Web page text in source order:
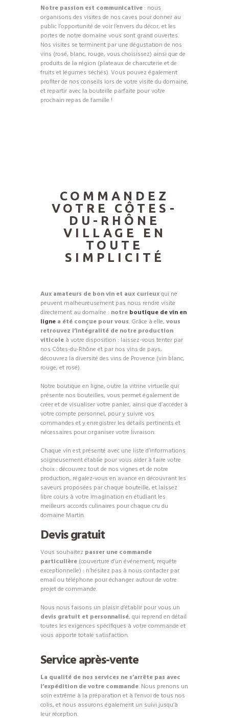
Notre passion est communicative : nous
organisons des visites de nos caves pour donner au
public l’opportunité de voir l’envers du décor, et les
portes de notre domaine vous sont grand ouvertes.
Nos visites se terminent par une dégustation de nos
vins (rosé, blanc, rouge, vous choisissez) ainsi que de
produits de la région (plateaux de charcuterie et de
fruits et légumes séchés). Vous pouvez également
profiter de nos conseils lors de votre visite du domaine,
et repartir avec la bouteille parfaite pour votre
prochain repas de famille !
COMMANDEZ
VOTRE CÔTES-
DU-RHÔNE
VILLAGE EN
TOUTE
SIMPLICITÉ
Aux amateurs de bon vin et aux curieuxqui ne
peuvent malheureusement pas nous rendre visite
directement au domaine : notre boutique de vin en
ligne a été conçue pour vous. Grâce à elle, vous
retrouvez l’intégralité de notre production
viticole à votre disposition : laissez-vous tenter par
nos Côtes-du-Rhône et par nos vins de pays,
découvrez la diversité des vins de Provence (vin blanc,
rouge, et rosé).
Notre boutique en ligne, outre la vitrine virtuelle qui
présente nos bouteilles, vous permet également de
créer et de visualiser votre panier, ainsi que d’accéder à
votre compte personnel, pour y suivre vos
commandes et y enregistrer les détails pertinents et
nécessaires pour organiser votre livraison.
Chaque vin est présenté avec une liste d’informations
soigneusement établie pour vous aider à faire votre
choix : découvrez tout de nos vignes et de notre
production, régalez-vous en avance en découvrant les
saveurs proposées par chaque bouteille, et laissez
libre cours à votre imagination en étudiant les
meilleurs accords culinaires pour chaque cru du
domaine Martin.
Devis gratuit
Vous souhaitez passer une commande
particulière (couverture d’un événement, requête
exceptionnelle) : n’hésitez pas à nous contacter par
email ou téléphone pour échanger autour de votre
projet de commande.
Nous nous faisons un plaisir d’établir pour vous un
devis gratuit et personnalisé, qui reprend en détail
toutes les exigences spécifiques à votre commande et
vous apporte totale satisfaction.
Service après-vente
La qualité de nos services ne s’arrête pas avec
l’expédition de votre commande. Nous prenons un
soin extrême à la préparation et à l’envoi de tous nos
colis, et nous assurons également un suivi jusqu’à
leur réception.